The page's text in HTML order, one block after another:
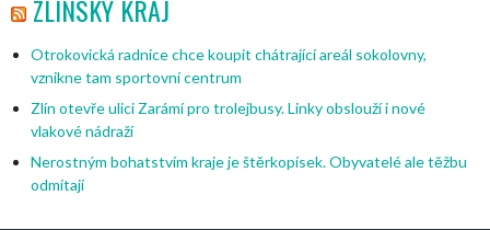
ZLÍNSKÝ KRAJ
Otrokovická radnice chce koupit chátrající areál sokolovny,
vznikne tam sportovní centrum
Zlín otevře ulici Zarámí pro trolejbusy. Linky obslouží i nové
vlakové nádraží
Nerostným bohatstvím kraje je štěrkopísek. Obyvatelé ale těžbu
odmítají